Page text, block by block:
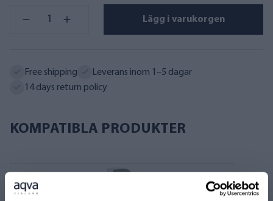
Lägg i varukorgen
Free shipping
Leverans inom 1–5 dagar
14 days return policy
KOMPATIBLA PRODUKTER